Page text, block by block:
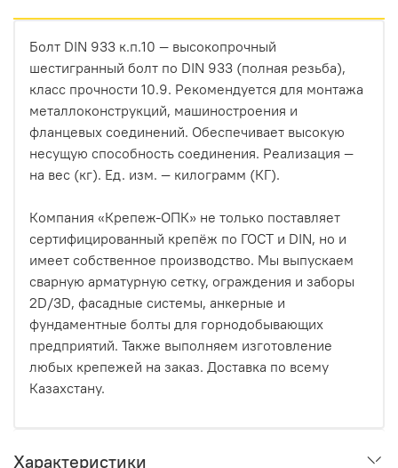
Болт DIN 933 к.п.10 — высокопрочный
шестигранный болт по DIN 933 (полная резьба),
класс прочности 10.9. Рекомендуется для монтажа
металлоконструкций, машиностроения и
фланцевых соединений. Обеспечивает высокую
несущую способность соединения. Реализация —
на вес (кг). Ед. изм. — килограмм (КГ).
Компания «Крепеж-ОПК» не только поставляет
сертифицированный крепёж по ГОСТ и DIN, но и
имеет собственное производство. Мы выпускаем
сварную арматурную сетку, ограждения и заборы
2D/3D, фасадные системы, анкерные и
фундаментные болты для горнодобывающих
предприятий. Также выполняем изготовление
любых крепежей на заказ. Доставка по всему
Казахстану.
Характеристики